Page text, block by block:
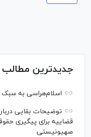
جدیدترین مطالب
اسلام‌هراسی به
توضیحات بقایی
قضاییه برای پیگیری
صهیونیستی